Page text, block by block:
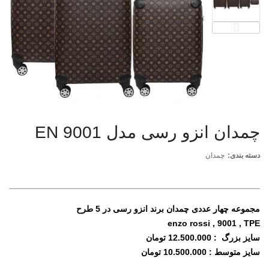
چمدان انزو رسی مدل EN 9001
دسته بندی: چمدان
مجموعه چهار عددی چمدان برند انزو رسی در 5 طرح
enzo rossi , 9001 , TPE
سایز بزرگ : 12.500.000 تومان
سایز متوسط : 10.500.000 تومان